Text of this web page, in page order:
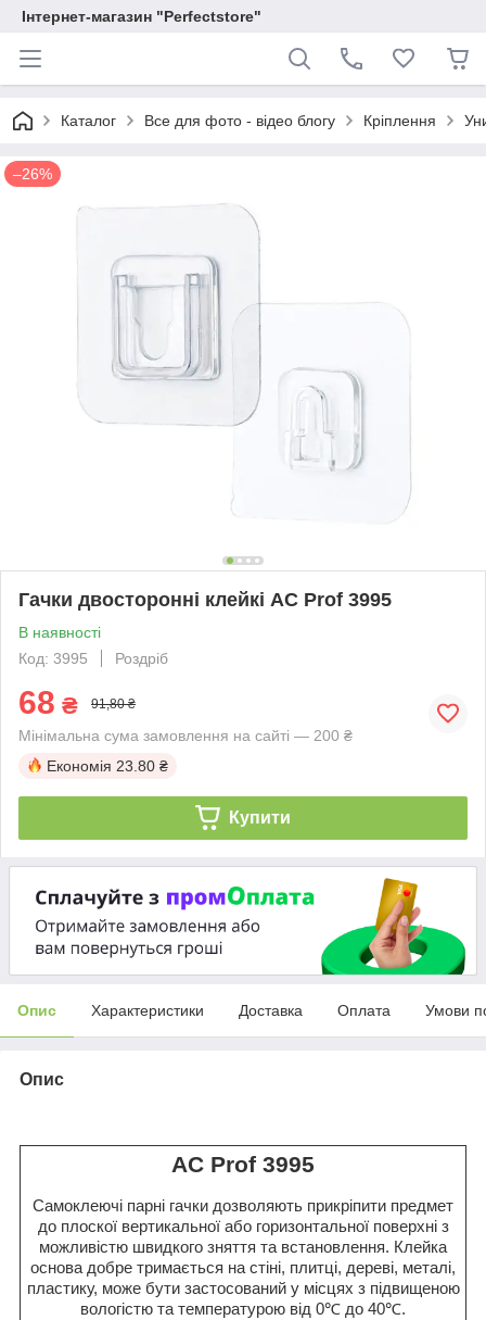
Інтернет-магазин "Perfectstore"
Каталог Все для фото - відео блогу Кріплення
–26%
Гачки двосторонні клейкі AC Prof 3995
В наявності
Код: 3995
Роздріб
68 ₴ 91,80 ₴
Мінімальна сума замовлення на сайті — 200 ₴
Економія 23.80 ₴
Купити
Опис Характеристики Доставка Оплата Умови
Опис
AC Prof 3995
Самоклеючі парні гачки дозволяють прикріпити предмет
до плоскої вертикальної або горизонтальної поверхні з
можливістю швидкого зняття та встановлення. Клейка
основа добре тримається на стіні, плитці, дереві, металі,
пластику, може бути застосований у місцях з підвищеною
вологістю та температурою від 0℃ до 40℃.